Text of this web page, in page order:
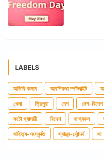
LABELS
অতিথি কলাম আরশিকথা স্পটলাইট
খেলা ত্রিপুরা দেশ দেশ-বিদেশ
ফটো গ্যালারী বিদেশ ভাগ্যফল
সাহিত্য-সংস্কৃতি স্বাস্থ্য-সৌন্দর্য সl